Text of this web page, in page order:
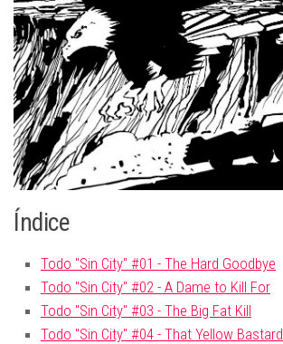
Índice
Todo "Sin City" #01 - The Hard Goodbye
Todo "Sin City" #02 - A Dame to Kill For
Todo "Sin City" #03 - The Big Fat Kill
Todo "Sin City" #04 - That Yellow Bastard